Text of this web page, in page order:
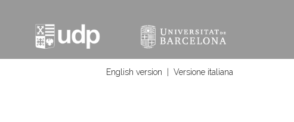
English version Versione italiana